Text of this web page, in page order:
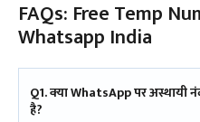
FAQs: Free Temp
Whatsapp India
Q1. क्या WhatsApp पर अस्थायी
है?